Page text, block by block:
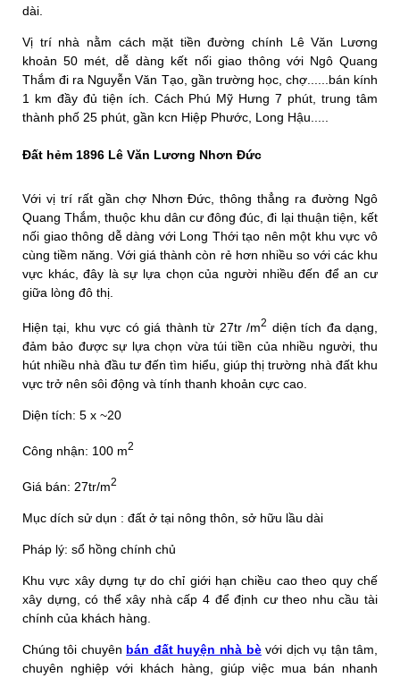
dài.
Vị trí nhà nằm cách mặt tiền đường chính Lê Văn Lương
khoản 50 mét, dễ dàng kết nối giao thông với Ngô Quang
Thắm đi ra Nguyễn Văn Tạo, gần trường học, chợ......bán kính
1 km đầy đủ tiện ích. Cách Phú Mỹ Hưng 7 phút, trung tâm
thành phố 25 phút, gần kcn Hiệp Phước, Long Hậu.....
Đất hẻm 1896 Lê Văn Lương Nhơn Đức
Với vị trí rất gần chợ Nhơn Đức, thông thẳng ra đường Ngô
Quang Thắm, thuộc khu dân cư đông đúc, đi lại thuận tiện, kết
nối giao thông dễ dàng với Long Thới tạo nên một khu vực vô
cùng tiềm năng. Với giá thành còn rẻ hơn nhiều so với các khu
vực khác, đây là sự lựa chọn của người nhiều đến để an cư
giữa lòng đô thị.
Hiện tại, khu vực có giá thành từ 27tr /m2 diện tích đa dạng,
đảm bảo được sự lựa chọn vừa túi tiền của nhiều người, thu
hút nhiều nhà đầu tư đến tìm hiểu, giúp thị trường nhà đất khu
vực trở nên sôi động và tính thanh khoản cực cao.
Diện tích: 5 x ~20
Công nhận: 100 m2
Giá bán: 27tr/m2
Mục dích sử dụn : đất ở tại nông thôn, sở hữu lầu dài
Pháp lý: sổ hồng chính chủ
Khu vực xây dựng tự do chỉ giới hạn chiều cao theo quy chế
xây dựng, có thể xây nhà cấp 4 để định cư theo nhu cầu tài
chính của khách hàng.
Chúng tôi chuyên bán đất huyện nhà bèvới dịch vụ tận tâm,
chuyên nghiệp với khách hàng, giúp việc mua bán nhanh